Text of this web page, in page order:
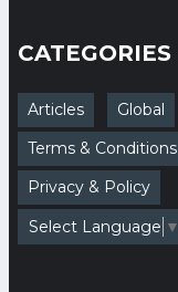
CATEGORIES
Articles Global
Terms & Conditions
Privacy & Policy
Select Language ▼